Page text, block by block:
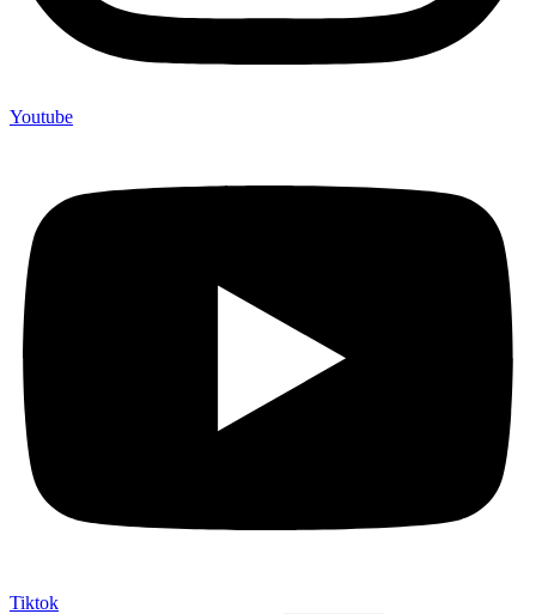
Youtube
Tiktok